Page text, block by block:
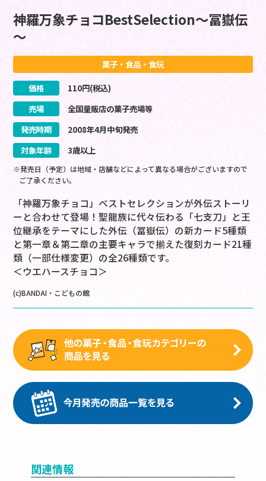
神羅万象チョコBestSelection～冨嶽伝
～
菓子・食品・食玩
価格 110円(税込)
売場
全国量販店の菓子売場等
発売時期
2008年4月中旬発売
対象年齢
3歳以上
※発売日（予定）は地域・店舗などによって異なる場合がございますので
ご了承ください。
「神羅万象チョコ」ベストセレクションが外伝ストーリ
ーと合わせて登場！聖龍族に代々伝わる「七支刀」と王
位継承をテーマにした外伝（冨嶽伝）の新カード5種類
と第一章＆第二章の主要キャラで揃えた復刻カード21種
類（一部仕様変更）の全26種類です。
＜ウエハースチョコ＞
(c)BANDAI・こどもの館
関連情報